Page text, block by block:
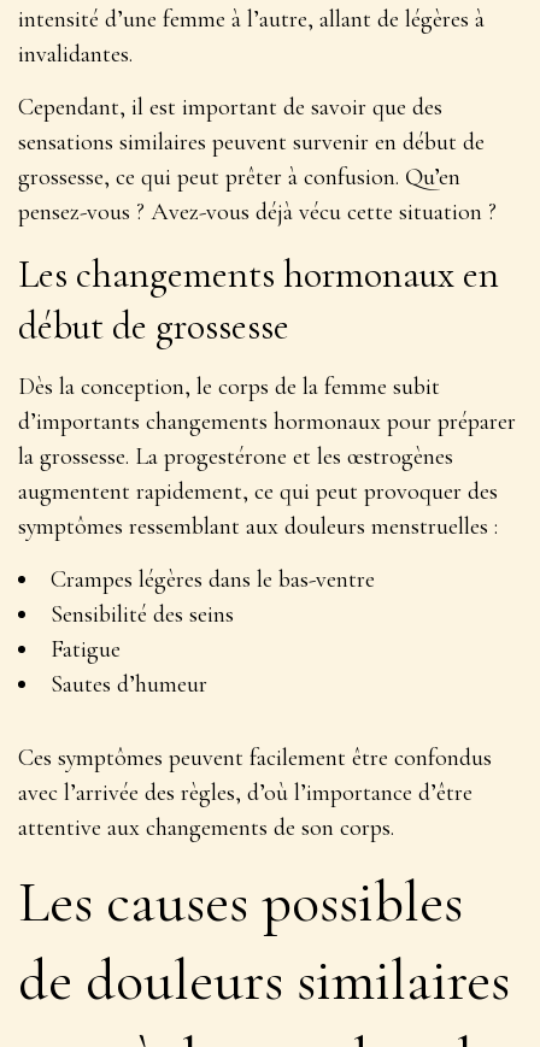
intensité d’une femme à l’autre, allant de légères à
invalidantes.
Cependant, il est important de savoir que des
sensations similaires peuvent survenir en début de
grossesse, ce qui peut prêter à confusion. Qu’en
pensez-vous ? Avez-vous déjà vécu cette situation ?
Les changements hormonaux en
début de grossesse
Dès la conception, le corps de la femme subit
d’importants changements hormonaux pour préparer
la grossesse. La progestérone et les œstrogènes
augmentent rapidement, ce qui peut provoquer des
symptômes ressemblant aux douleurs menstruelles :
Crampes légères dans le bas-ventre
Sensibilité des seins
Fatigue
Sautes d’humeur
Ces symptômes peuvent facilement être confondus
avec l’arrivée des règles, d’où l’importance d’être
attentive aux changements de son corps.
Les causes possibles
de douleurs similaires